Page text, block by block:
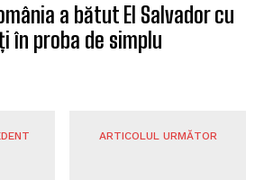
a bătut El Salvador cu
în proba de simplu
ARTICOLUL URMĂTOR